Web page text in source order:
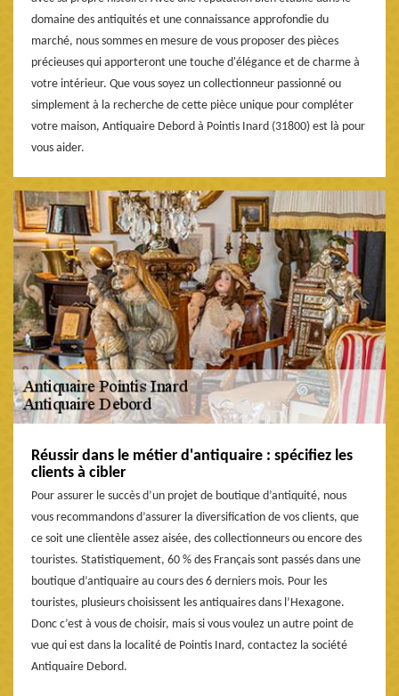
domaine des antiquités et une connaissance approfondie du
marché, nous sommes en mesure de vous proposer des pièces
précieuses qui apporteront une touche d'élégance et de charme à
votre intérieur. Que vous soyez un collectionneur passionné ou
simplement à la recherche de cette pièce unique pour compléter
votre maison, Antiquaire Debord à Pointis Inard (31800) est là pour
vous aider.
Réussir dans le métier d'antiquaire : spécifiez les
clients à cibler
Pour assurer le succès d’un projet de boutique d’antiquité, nous
vous recommandons d’assurer la diversification de vos clients, que
ce soit une clientèle assez aisée, des collectionneurs ou encore des
touristes. Statistiquement, 60 % des Français sont passés dans une
boutique d’antiquaire au cours des 6 derniers mois. Pour les
touristes, plusieurs choisissent les antiquaires dans l’Hexagone.
Donc c’est à vous de choisir, mais si vous voulez un autre point de
vue qui est dans la localité de Pointis Inard, contactez la société
Antiquaire Debord.